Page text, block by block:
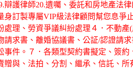
辯護律師20.遺囑、委託和房地產法律
訂製專屬VIP級法律顧問幫您息爭
理、勞資爭議糾紛處理４．不動產
請求書、離婚協議書、公証/認證請
事件。７．各類型契約書擬定、簽約
與、法拍、分割、繼承、信託、